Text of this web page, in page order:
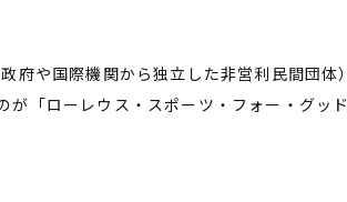
府や国際機関から独立した非営利民間団体
「ローレウス・スポーツ・フォー・グッド